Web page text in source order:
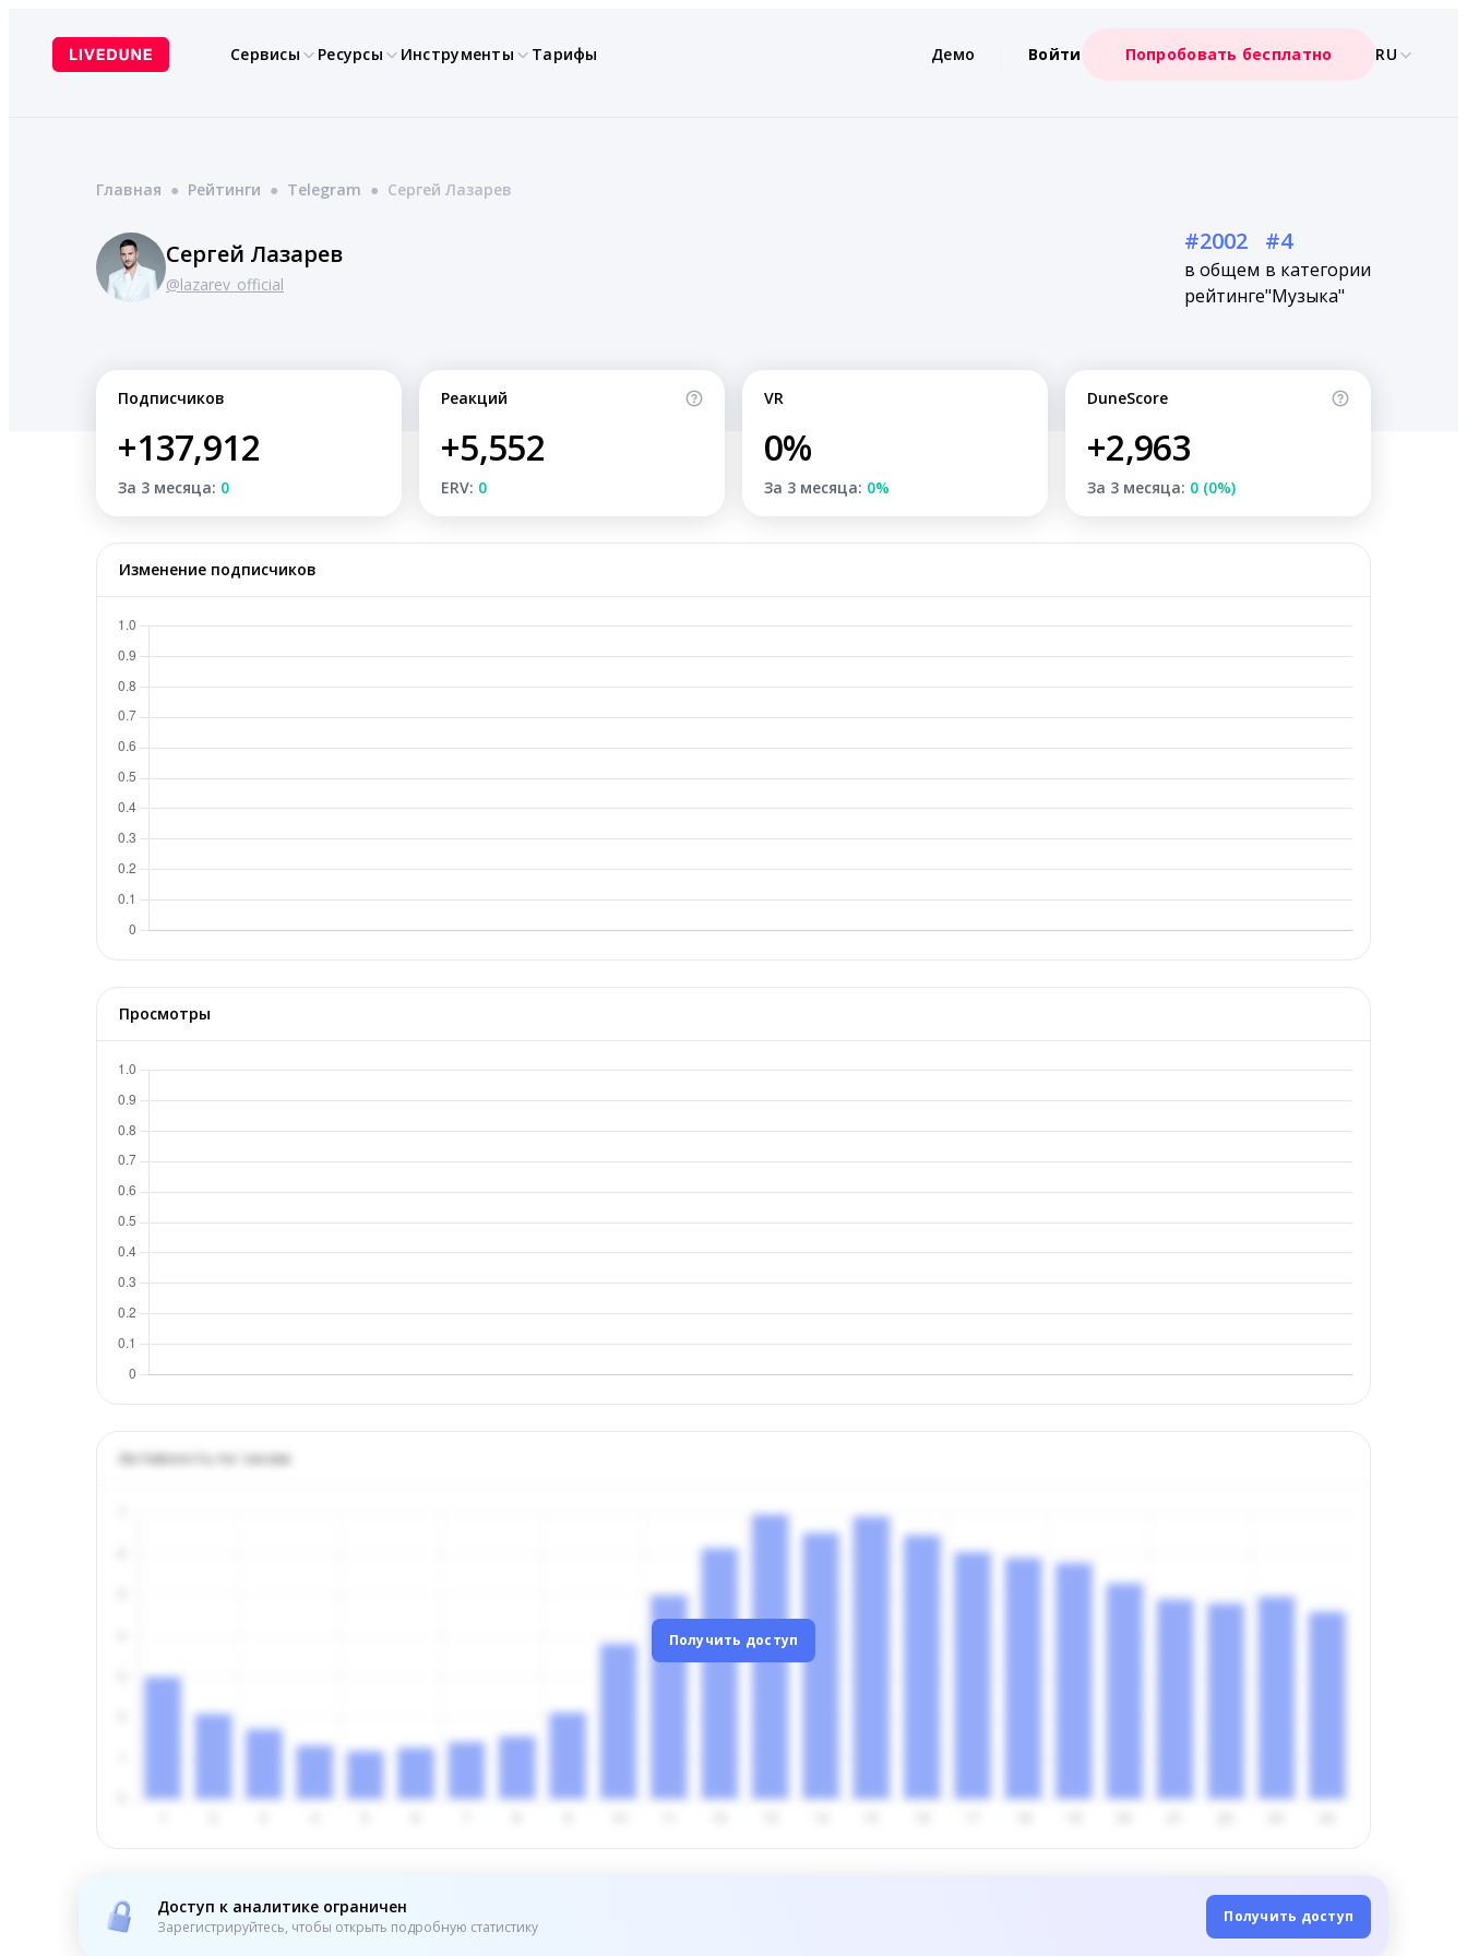
содержимому
Сервисы Ресурсы Инструменты Тарифы Демо Войти Попробовать бесплатно RU
Главная ● Рейтинги ● Telegram ● Сергей Лазарев
Сергей Лазарев
@lazarev_official
#2002
в общем
рейтинге
#4
в категории
"Музыка"
Подписчиков
+137,912
За 3 месяца: 0
Реакций
+5,552
ERV: 0
VR
0%
За 3 месяца: 0%
DuneScore
+2,963
За 3 месяца: 0 (0%)
Изменение подписчиков
Просмотры
Активность по часам
Получить доступ
Доступ к аналитике ограничен
Зарегистрируйтесь, чтобы открыть подробную статистику
Получить доступ